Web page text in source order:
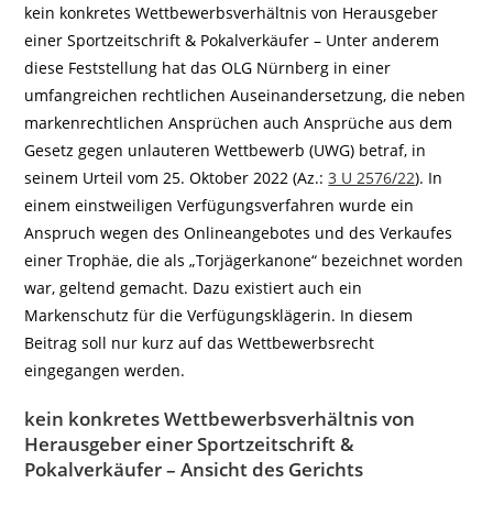
kein konkretes Wettbewerbsverhältnis von Herausgeber
einer Sportzeitschrift & Pokalverkäufer – Unter anderem
diese Feststellung hat das OLG Nürnberg in einer
umfangreichen rechtlichen Auseinandersetzung, die neben
markenrechtlichen Ansprüchen auch Ansprüche aus dem
Gesetz gegen unlauteren Wettbewerb (UWG) betraf, in
seinem Urteil vom 25. Oktober 2022 (Az.:3 U 2576/22). In
einem einstweiligen Verfügungsverfahren wurde ein
Anspruch wegen des Onlineangebotes und des Verkaufes
einer Trophäe, die als „Torjägerkanone“ bezeichnet worden
war, geltend gemacht. Dazu existiert auch ein
Markenschutz für die Verfügungsklägerin. In diesem
Beitrag soll nur kurz auf das Wettbewerbsrecht
eingegangen werden.
kein konkretes Wettbewerbsverhältnis von
Herausgeber einer Sportzeitschrift &
Pokalverkäufer – Ansicht des Gerichts